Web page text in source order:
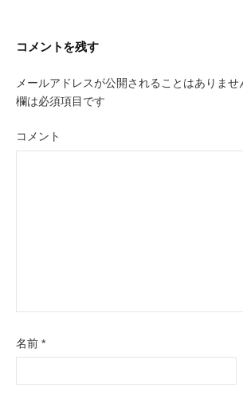
ゲ
シ
ョ
ン
コメントを残す
メールアドレスが公開されることはありませ
欄は必須項目です
コメント
名前 *